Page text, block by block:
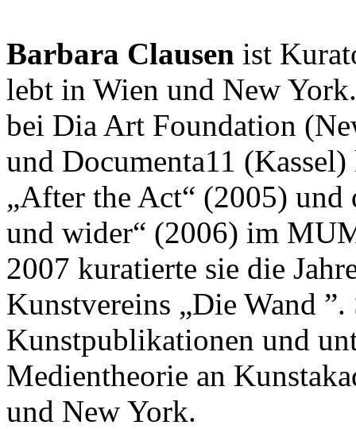
Barbara Clausen ist
lebt in Wien und New
bei Dia Art Foundation
und Documenta11
„After the Act“ (2005) und
und wider“ (2006) im
2007 kuratierte sie die
Kunstvereins „Die Wand
Kunstpublikationen und
Medientheorie an
und New York.